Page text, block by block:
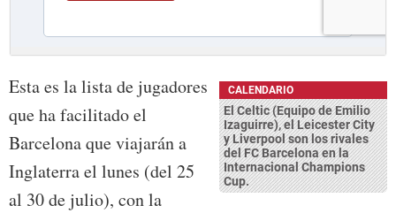
CALENDARIO
El Celtic (Equipo de Emilio
Izaguirre), el Leicester City
y Liverpool son los rivales
del FC Barcelona en la
Internacional Champions
Cup.
Esta es la lista de jugadores
que ha facilitado el
Barcelona que viajarán a
Inglaterra el lunes (del 25
al 30 de julio), con la